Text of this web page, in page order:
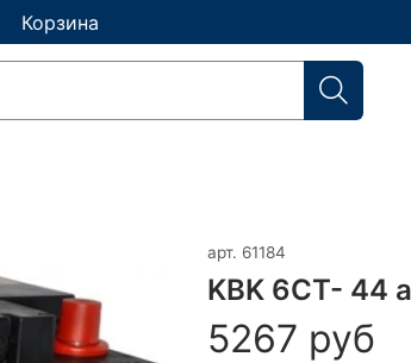
Корзина
арт. 61184
KBK 6CT- 44
5267 руб